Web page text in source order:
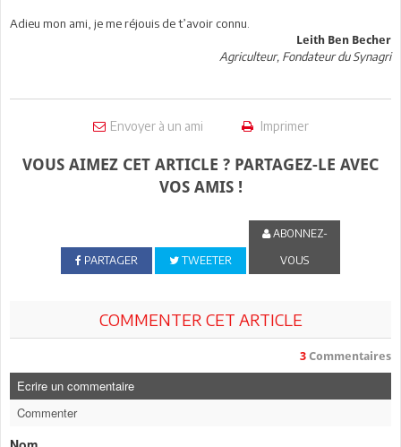
Adieu mon ami, je me réjouis de t’avoir connu.
Leith Ben Becher
Agriculteur, Fondateur du Synagri
Envoyer à un ami Imprimer
VOUS AIMEZ CET ARTICLE ? PARTAGEZ-LE AVEC
VOS AMIS !
PARTAGER TWEETER
ABONNEZ-
VOUS
COMMENTER CET ARTICLE
3 Commentaires
Ecrire un commentaire
Commenter